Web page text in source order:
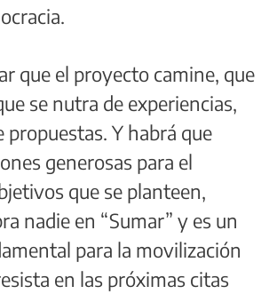
que el proyecto camine, que
se nutra de experiencias,
propuestas. Y habrá que
generosas para el
que se planteen,
nadie en “Sumar” y es un
para la movilización
en las próximas citas